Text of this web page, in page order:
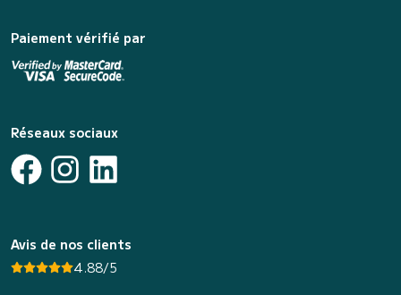
Paiement vérifié par
Réseaux sociaux
Avis de nos clients
4.88/5